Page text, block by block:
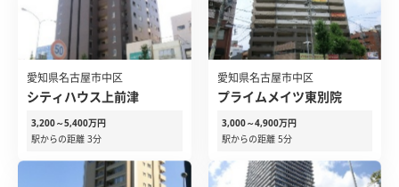
愛知県名古屋市中区
シティハウス上前津
3,200～5,400万円
駅からの距離 3分
愛知県名古屋市中区
プライムメイツ東別院
3,000～4,900万円
駅からの距離 5分